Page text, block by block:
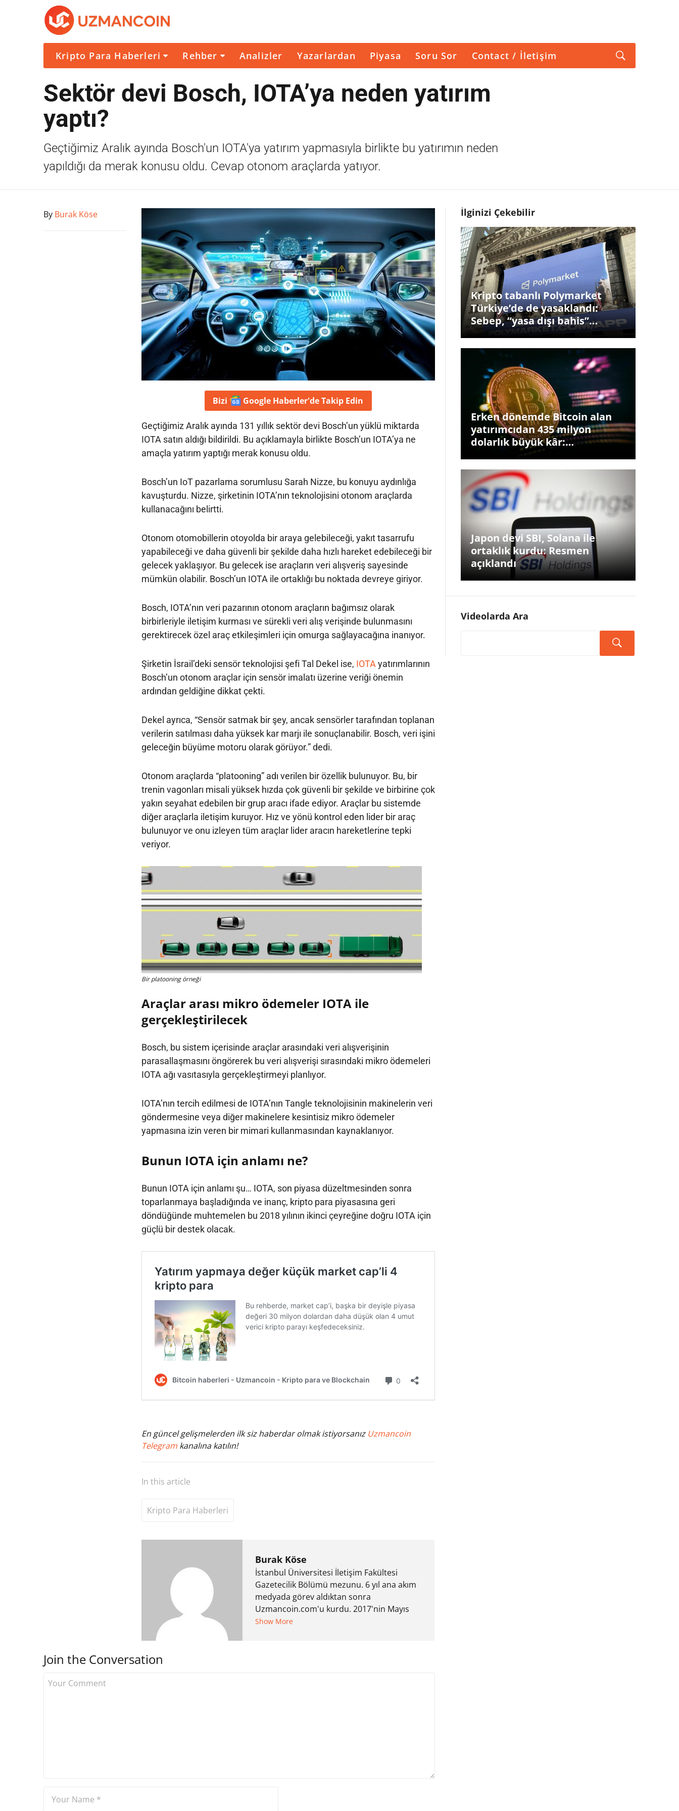
Kripto Para Haberleri Rehber Analizler Yazarlardan Piyasa Soru Sor Contact / İletişim
Sektör devi Bosch, IOTA’ya neden yatırım
yaptı?
Geçtiğimiz Aralık ayında Bosch'un IOTA'ya yatırım yapmasıyla birlikte bu yatırımın neden
yapıldığı da merak konusu oldu. Cevap otonom araçlarda yatıyor.
By Burak Köse
Bizi Google Haberler'deTakip Edin
Geçtiğimiz Aralık ayında 131 yıllık sektör devi Bosch’un yüklü miktarda
IOTA satın aldığı bildirildi. Bu açıklamayla birlikte Bosch’un IOTA’ya ne
amaçla yatırım yaptığı merak konusu oldu.
Bosch’un IoT pazarlama sorumlusu Sarah Nizze, bu konuyu aydınlığa
kavuşturdu. Nizze, şirketinin IOTA’nın teknolojisini otonom araçlarda
kullanacağını belirtti.
Otonom otomobillerin otoyolda bir araya gelebileceği, yakıt tasarrufu
yapabileceği ve daha güvenli bir şekilde daha hızlı hareket edebileceği bir
gelecek yaklaşıyor. Bu gelecek ise araçların veri alışveriş sayesinde
mümkün olabilir. Bosch’un IOTA ile ortaklığı bu noktada devreye giriyor.
Bosch, IOTA’nın veri pazarının otonom araçların bağımsız olarak
birbirleriyle iletişim kurması ve sürekli veri alış verişinde bulunmasını
gerektirecek özel araç etkileşimleri için omurga sağlayacağına inanıyor.
Şirketin İsrail’deki sensör teknolojisi şefi Tal Dekel ise, IOTA yatırımlarının
Bosch’un otonom araçlar için sensör imalatı üzerine veriği önemin
ardından geldiğine dikkat çekti.
Dekel ayrıca, “Sensör satmak bir şey, ancak sensörler tarafından toplanan
verilerin satılması daha yüksek kar marjı ile sonuçlanabilir. Bosch, veri işini
geleceğin büyüme motoru olarak görüyor.” dedi.
Otonom araçlarda “platooning” adı verilen bir özellik bulunuyor. Bu, bir
trenin vagonları misali yüksek hızda çok güvenli bir şekilde ve birbirine çok
yakın seyahat edebilen bir grup aracı ifade ediyor. Araçlar bu sistemde
diğer araçlarla iletişim kuruyor. Hız ve yönü kontrol eden lider bir araç
bulunuyor ve onu izleyen tüm araçlar lider aracın hareketlerine tepki
veriyor.
Bir platooning örneği
Araçlar arası mikro ödemeler IOTA ile
gerçekleştirilecek
Bosch, bu sistem içerisinde araçlar arasındaki veri alışverişinin
parasallaşmasını öngörerek bu veri alışverişi sırasındaki mikro ödemeleri
IOTA ağı vasıtasıyla gerçekleştirmeyi planlıyor.
IOTA’nın tercih edilmesi de IOTA’nın Tangle teknolojisinin makinelerin veri
göndermesine veya diğer makinelere kesintisiz mikro ödemeler
yapmasına izin veren bir mimari kullanmasından kaynaklanıyor.
Bunun IOTA için anlamı ne?
Bunun IOTA için anlamı şu… IOTA, son piyasa düzeltmesinden sonra
toparlanmaya başladığında ve inanç, kripto para piyasasına geri
döndüğünde muhtemelen bu 2018 yılının ikinci çeyreğine doğru IOTA için
güçlü bir destek olacak.
En güncel gelişmelerden ilk siz haberdar olmak istiyorsanız Uzmancoin
Telegram kanalına katılın!
In this article
Kripto Para Haberleri
Burak Köse
İstanbul Üniversitesi İletişim Fakültesi
Gazetecilik Bölümü mezunu. 6 yıl ana akım
medyada görev aldıktan sonra
Uzmancoin.com'u kurdu. 2017'nin Mayıs
ayından bu yana bilfiil kripto para
Show More
Join the Conversation
İlginizi Çekebilir
Kripto tabanlı Polymarket
Türkiye’de de yasaklandı:
Sebep, “yasa dışı bahis”…
Erken dönemde Bitcoin alan
yatırımcıdan 435 milyon
dolarlık büyük kâr:…
Japon devi SBI, Solana ile
ortaklık kurdu: Resmen
açıklandı
Videolarda Ara